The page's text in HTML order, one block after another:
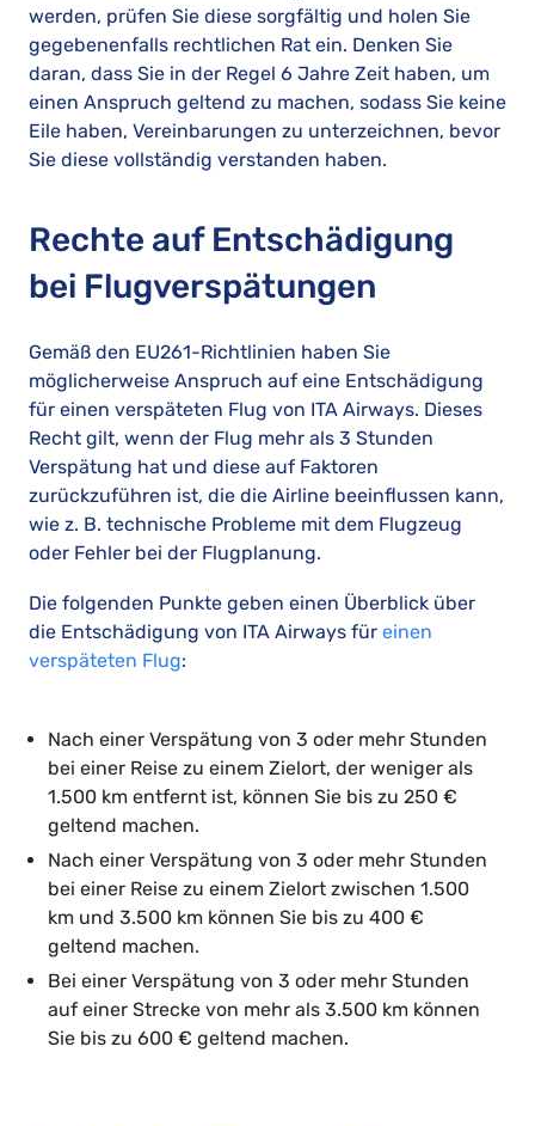
werden, prüfen Sie diese sorgfältig und holen Sie
gegebenenfalls rechtlichen Rat ein. Denken Sie
daran, dass Sie in der Regel 6 Jahre Zeit haben, um
einen Anspruch geltend zu machen, sodass Sie keine
Eile haben, Vereinbarungen zu unterzeichnen, bevor
Sie diese vollständig verstanden haben.
Rechte auf Entschädigung
bei Flugverspätungen
Gemäß den EU261-Richtlinien haben Sie
möglicherweise Anspruch auf eine Entschädigung
für einen verspäteten Flug von ITA Airways. Dieses
Recht gilt, wenn der Flug mehr als 3 Stunden
Verspätung hat und diese auf Faktoren
zurückzuführen ist, die die Airline beeinflussen kann,
wie z. B. technische Probleme mit dem Flugzeug
oder Fehler bei der Flugplanung.
Die folgenden Punkte geben einen Überblick über
die Entschädigung von ITA Airways für einen
verspäteten Flug:
Nach einer Verspätung von 3 oder mehr Stunden
bei einer Reise zu einem Zielort, der weniger als
1.500 km entfernt ist, können Sie bis zu 250 €
geltend machen.
Nach einer Verspätung von 3 oder mehr Stunden
bei einer Reise zu einem Zielort zwischen 1.500
km und 3.500 km können Sie bis zu 400 €
geltend machen.
Bei einer Verspätung von 3 oder mehr Stunden
auf einer Strecke von mehr als 3.500 km können
Sie bis zu 600 € geltend machen.